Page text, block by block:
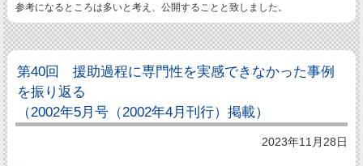
参考になるところは多いと考え、公開することと致しました。
第40回 援助過程に専門性を実感できなかった事例
を振り返る
（2002年5月号（2002年4月刊行）掲載）
2023年11月28日